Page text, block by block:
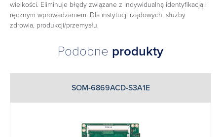
wielkości. Eliminuje błędy związane z indywidualną identyfikacją i
ręcznym wprowadzaniem. Dla instytucji rządowych, służby
zdrowia, produkcji/przemysłu.
Podobne produkty
SOM-6869ACD-S3A1E